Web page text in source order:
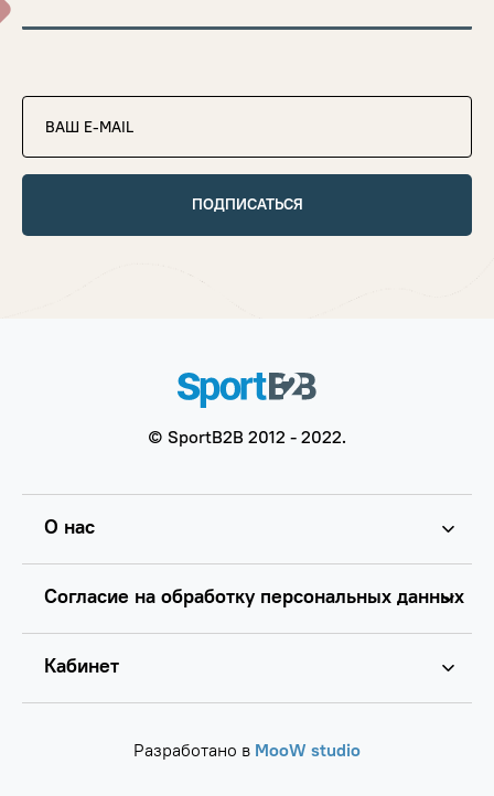
ПОДПИСАТЬСЯ
© SportB2B 2012 - 2022.
О нас
Согласие на обработку персональных данных
Кабинет
Разработано в MooW studio